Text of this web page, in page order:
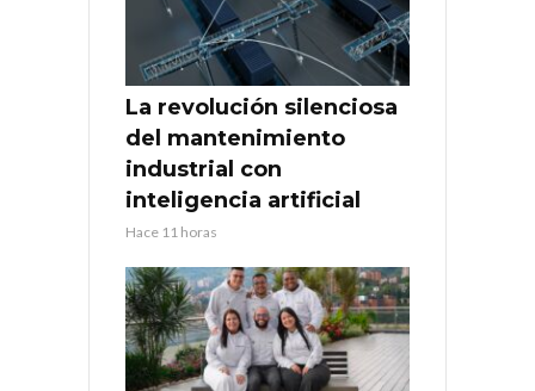
La revolución silenciosa
del mantenimiento
industrial con
inteligencia artificial
Hace 11 horas